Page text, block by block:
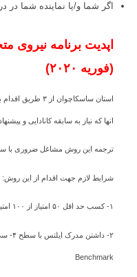
اگر شما و/یا نماینده شما
اپدیت برنامه
(فوریه ۲۰۲۰)
استان ساسکاچوان
انها که نیاز به سابقه کانادایی و
ترجمه این روش مشاغل ضروری با
شرایط لازم جهت اقدام از این روش:
۱- کسب حد اقل ۵۰ امتیاز از ۱۰۰ امتیاز کل
Benchmark